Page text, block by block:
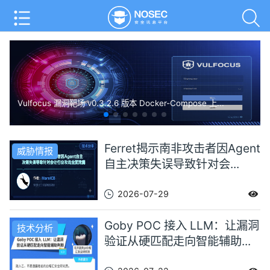
Vulfocus 漏洞靶场 v0.3.2.6 版本 Docker-Compose 上...
威胁情报
Ferret揭示南非攻击者因Agent
自主决策失误导致针对会...
2026-07-29
技术分析
Goby POC 接入 LLM：让漏洞
验证从硬匹配走向智能辅助...